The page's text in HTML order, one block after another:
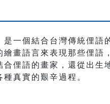
一個結合台灣傳統俚
畫語言來表現那些俚
俚語的畫家，還從出
真實的艱辛過程。